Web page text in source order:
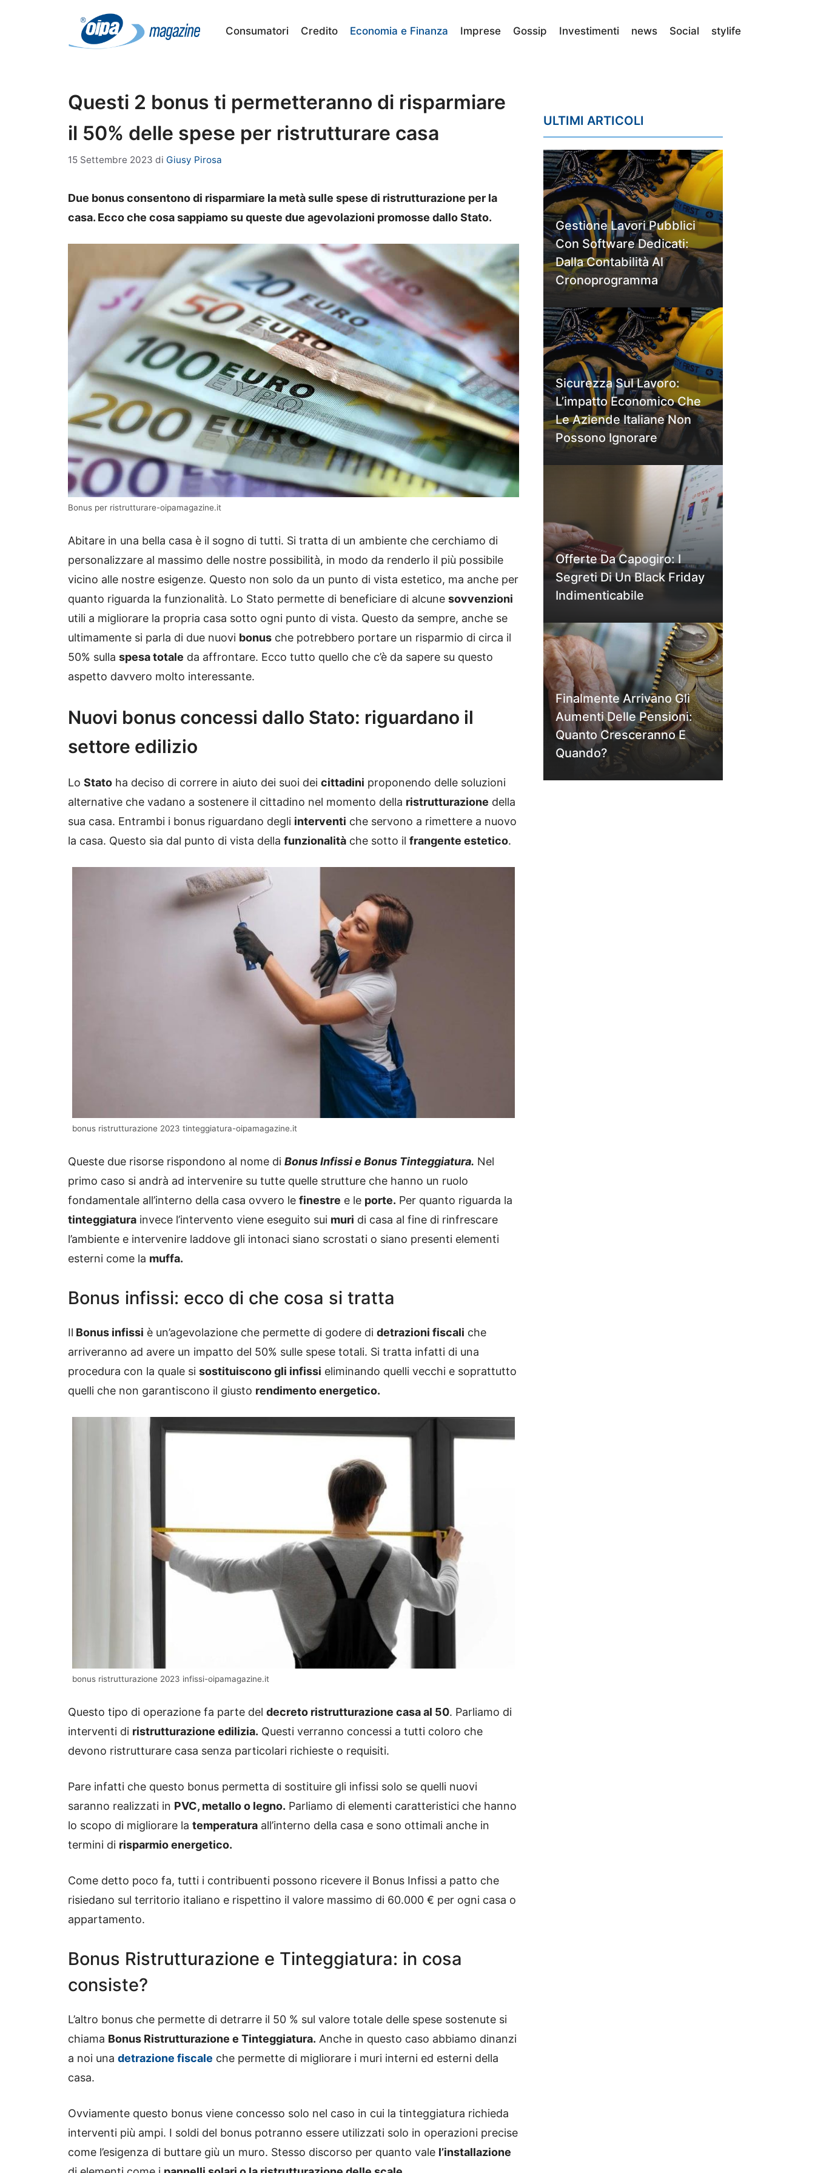
Consumatori Credito Economia e Finanza Imprese Gossip Investimenti news Social stylife
Questi 2 bonus ti permetteranno di risparmiare
il 50% delle spese per ristrutturare casa
15 Settembre 2023 di Giusy Pirosa
Due bonus consentono di risparmiare la metà sulle spese di ristrutturazione per la
casa. Ecco che cosa sappiamo su queste due agevolazioni promosse dallo Stato.
Bonus per ristrutturare-oipamagazine.it
Abitare in una bella casa è il sogno di tutti. Si tratta di un ambiente che cerchiamo di
personalizzare al massimo delle nostre possibilità, in modo da renderlo il più possibile
vicino alle nostre esigenze. Questo non solo da un punto di vista estetico, ma anche per
quanto riguarda la funzionalità. Lo Stato permette di beneficiare di alcune sovvenzioni
utili a migliorare la propria casa sotto ogni punto di vista. Questo da sempre, anche se
ultimamente si parla di due nuovi bonus che potrebbero portare un risparmio di circa il
50% sulla spesa totale da affrontare. Ecco tutto quello che c’è da sapere su questo
aspetto davvero molto interessante.
Nuovi bonus concessi dallo Stato: riguardano il
settore edilizio
Lo Stato ha deciso di correre in aiuto dei suoi dei cittadini proponendo delle soluzioni
alternative che vadano a sostenere il cittadino nel momento della ristrutturazione della
sua casa. Entrambi i bonus riguardano degli interventi che servono a rimettere a nuovo
la casa. Questo sia dal punto di vista della funzionalità che sotto il frangente estetico.
bonus ristrutturazione 2023 tinteggiatura-oipamagazine.it
Queste due risorse rispondono al nome di Bonus Infissi e Bonus Tinteggiatura. Nel
primo caso si andrà ad intervenire su tutte quelle strutture che hanno un ruolo
fondamentale all’interno della casa ovvero le finestre e le porte. Per quanto riguarda la
tinteggiatura invece l’intervento viene eseguito sui muri di casa al fine di rinfrescare
l’ambiente e intervenire laddove gli intonaci siano scrostati o siano presenti elementi
esterni come la muffa.
Bonus infissi: ecco di che cosa si tratta
Il Bonus infissi è un’agevolazione che permette di godere di detrazioni fiscali che
arriveranno ad avere un impatto del 50% sulle spese totali. Si tratta infatti di una
procedura con la quale si sostituiscono gli infissi eliminando quelli vecchi e soprattutto
quelli che non garantiscono il giusto rendimento energetico.
bonus ristrutturazione 2023 infissi-oipamagazine.it
Questo tipo di operazione fa parte del decreto ristrutturazione casa al 50. Parliamo di
interventi di ristrutturazione edilizia. Questi verranno concessi a tutti coloro che
devono ristrutturare casa senza particolari richieste o requisiti.
Pare infatti che questo bonus permetta di sostituire gli infissi solo se quelli nuovi
saranno realizzati in PVC, metallo o legno. Parliamo di elementi caratteristici che hanno
lo scopo di migliorare la temperatura all’interno della casa e sono ottimali anche in
termini di risparmio energetico.
Come detto poco fa, tutti i contribuenti possono ricevere il Bonus Infissi a patto che
risiedano sul territorio italiano e rispettino il valore massimo di 60.000 € per ogni casa o
appartamento.
Bonus Ristrutturazione e Tinteggiatura: in cosa
consiste?
L’altro bonus che permette di detrarre il 50 % sul valore totale delle spese sostenute si
chiama Bonus Ristrutturazione e Tinteggiatura. Anche in questo caso abbiamo dinanzi
a noi una detrazione fiscale che permette di migliorare i muri interni ed esterni della
casa.
Ovviamente questo bonus viene concesso solo nel caso in cui la tinteggiatura richieda
interventi più ampi. I soldi del bonus potranno essere utilizzati solo in operazioni precise
come l’esigenza di buttare giù un muro. Stesso discorso per quanto vale l’installazione
ULTIMI ARTICOLI
Gestione Lavori Pubblici
Con Software Dedicati:
Dalla Contabilità Al
Cronoprogramma
Sicurezza Sul Lavoro:
L’impatto Economico Che
Le Aziende Italiane Non
Possono Ignorare
Offerte Da Capogiro: I
Segreti Di Un Black Friday
Indimenticabile
Finalmente Arrivano Gli
Aumenti Delle Pensioni:
Quanto Cresceranno E
Quando?